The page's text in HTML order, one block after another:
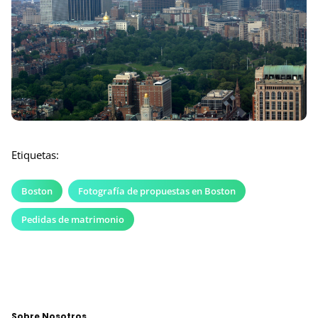
Etiquetas:
Boston Fotografía de propuestas en Boston
Pedidas de matrimonio